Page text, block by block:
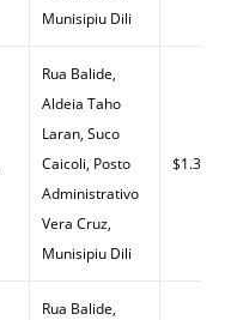
Munisipiu Dili
Rua Balide,
Aldeia Taho
Laran, Suco
Caicoli, Posto
Administrativo
Vera Cruz,
Munisipiu Dili
$1.30
Rua Balide,